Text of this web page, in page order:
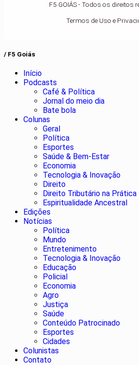
F5 GOIÁS - Todos os direitos
Termos de Uso e
/ F5 Goiás
Início
Podcasts
Café & Política
Jornal do meio dia
Bate bola
Colunas
Geral
Política
Esportes
Saúde & Bem-Estar
Economia
Tecnologia & Inovação
Direito
Direito Tributário na Prática
Espiritualidade Ancestral
Edições
Notícias
Política
Mundo
Entretenimento
Tecnologia & Inovação
Educação
Policial
Economia
Agro
Justiça
Saúde
Conteúdo Patrocinado
Esportes
Cidades
Colunistas
Contato